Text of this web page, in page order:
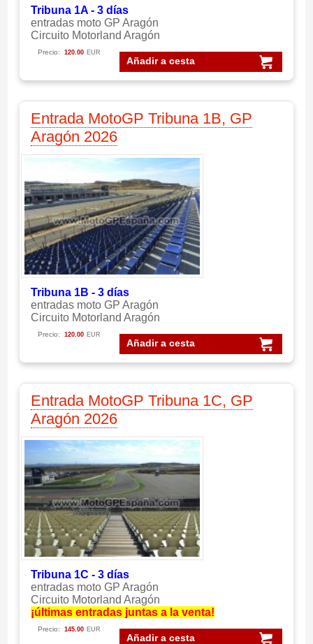
Tribuna 1A - 3 días
entradas moto GP Aragón
Circuito Motorland Aragón
Añadir a cesta
Precio: 120.00 EUR
Entrada MotoGP Tribuna 1B, GP
Aragón 2026
Tribuna 1B - 3 días
entradas moto GP Aragón
Circuito Motorland Aragón
Añadir a cesta
Precio: 120.00 EUR
Entrada MotoGP Tribuna 1C, GP
Aragón 2026
Tribuna 1C - 3 días
entradas moto GP Aragón
Circuito Motorland Aragón
¡últimas entradas juntas a la venta!
Añadir a cesta
Precio: 145.00 EUR